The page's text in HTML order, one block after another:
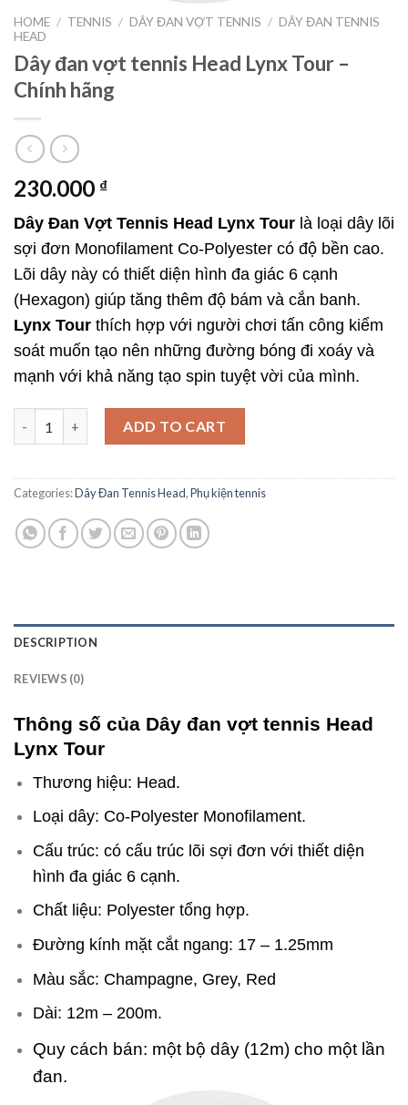
HOME / TENNIS / DÂY ĐAN VỢT TENNIS / DÂY ĐAN TENNIS
HEAD
Dây đan vợt tennis Head Lynx Tour –
Chính hãng
230.000 ₫
Dây Đan Vợt Tennis Head Lynx Tour là loại dây lõi
sợi đơn Monofilament Co-Polyester có độ bền cao.
Lõi dây này có thiết diện hình đa giác 6 cạnh
(Hexagon) giúp tăng thêm độ bám và cắn banh.
Lynx Tour thích hợp với người chơi tấn công kiểm
soát muốn tạo nên những đường bóng đi xoáy và
mạnh với khả năng tạo spin tuyệt vời của mình.
ADD TO CART
Categories:Dây Đan Tennis Head,Phụ kiện tennis
DESCRIPTION
REVIEWS (0)
Thông số của Dây đan vợt tennis Head
Lynx Tour
Thương hiệu: Head.
Loại dây: Co-Polyester Monofilament.
Cấu trúc: có cấu trúc lõi sợi đơn với thiết diện
hình đa giác 6 cạnh.
Chất liệu: Polyester tổng hợp.
Đường kính mặt cắt ngang: 17 – 1.25mm
Màu sắc: Champagne, Grey, Red
Dài: 12m – 200m.
Quy cách bán: một bộ dây (12m) cho một lần
đan.